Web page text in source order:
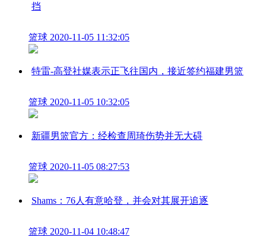
挡
篮球 2020-11-05 11:32:05
特雷-高登社媒表示正飞往国内，接近签约福建男篮
篮球 2020-11-05 10:32:05
新疆男篮官方：经检查周琦伤势并无大碍
篮球 2020-11-05 08:27:53
Shams：76人有意哈登，并会对其展开追逐
篮球 2020-11-04 10:48:47